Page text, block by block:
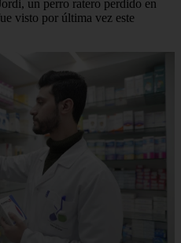
un perro ratero perdido en
visto por última vez este